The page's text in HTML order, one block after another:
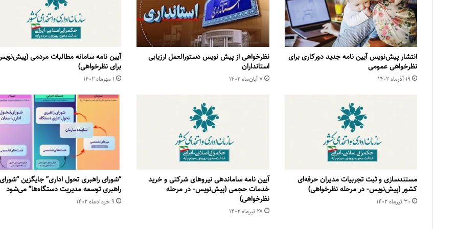
انتشار پیش‌نویس آیین نامه جدید دورکاری برای
نظرخواهی عمومی
۱۹ آذر‌ماه ۱۴۰۲
نظرخواهی از پیش نویس دستورالعمل ارزیابی
استانداران
۷ آبان‌ماه ۱۴۰۲
آیین نامه سامانه مطالبات مردمی
برای نظرخواهی)
۱ مهر‌ماه ۱۴۰۲
مستندسازی و ثبت تجربیات مدیران حرفه‌ای
کشور (پیش‌نویس- در مرحله نظرخواهی)
۳۰ تیر‌ماه ۱۴۰۲
آیین نامه ساماندهی نیروهای شرکتی و خرید
خدمات حجمی (پیش‌نویس- در مرحله
نظرخواهی)
۲۸ تیر‌ماه ۱۴۰۲
“شورای راهبری تحول اداری” جایگزین
راهبری توسعه مدیریت دستگاه‌ها” می‌شود
۹ خرداد‌ماه ۱۴۰۲